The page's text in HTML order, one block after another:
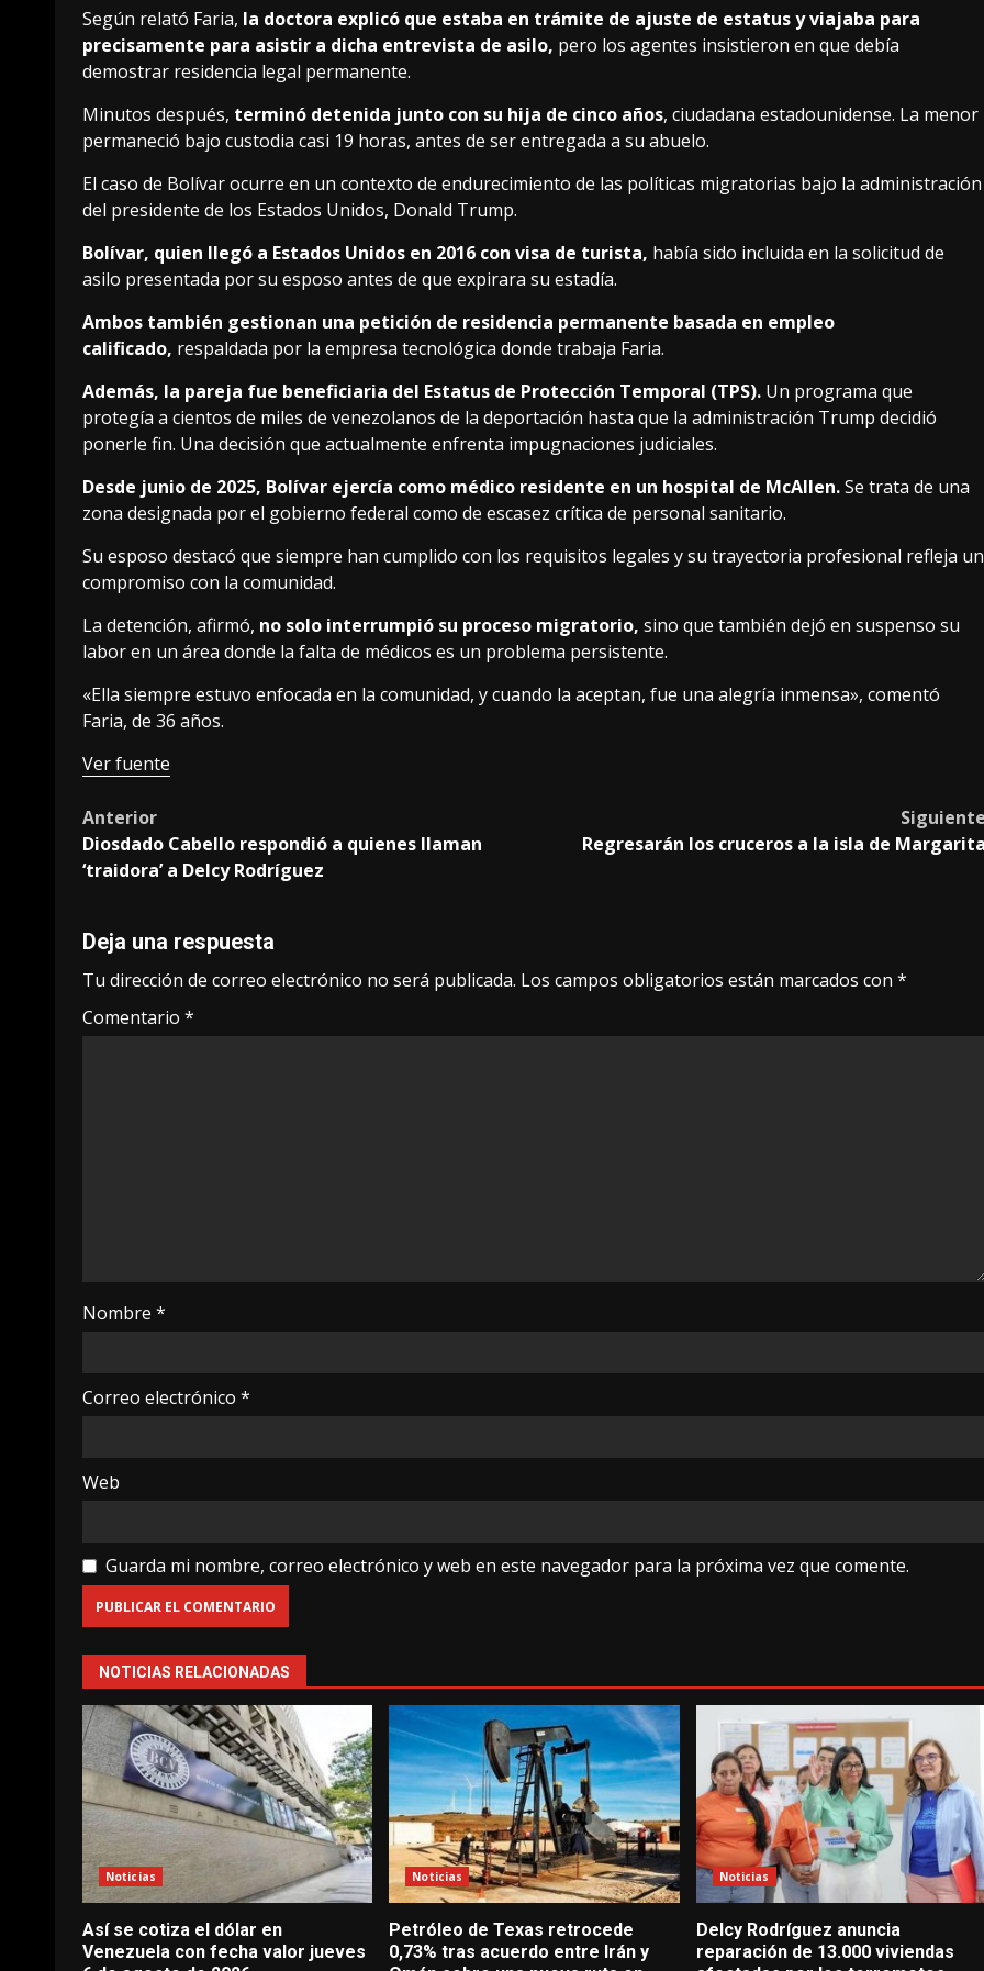
Según relató Faria, la doctora explicó que estaba en trámite de ajuste de estatus y viajaba para
precisamente para asistir a dicha entrevista de asilo, pero los agentes insistieron en que debía
demostrar residencia legal permanente.
Minutos después, terminó detenida junto con su hija de cinco años, ciudadana estadounidense. La menor
permaneció bajo custodia casi 19 horas, antes de ser entregada a su abuelo.
El caso de Bolívar ocurre en un contexto de endurecimiento de las políticas migratorias bajo la administración
del presidente de los Estados Unidos, Donald Trump.
Bolívar, quien llegó a Estados Unidos en 2016 con visa de turista, había sido incluida en la solicitud de
asilo presentada por su esposo antes de que expirara su estadía.
Ambos también gestionan una petición de residencia permanente basada en empleo
calificado, respaldada por la empresa tecnológica donde trabaja Faria.
Además, la pareja fue beneficiaria del Estatus de Protección Temporal (TPS). Un programa que
protegía a cientos de miles de venezolanos de la deportación hasta que la administración Trump decidió
ponerle fin. Una decisión que actualmente enfrenta impugnaciones judiciales.
Desde junio de 2025, Bolívar ejercía como médico residente en un hospital de McAllen.Se trata de una
zona designada por el gobierno federal como de escasez crítica de personal sanitario.
Su esposo destacó que siempre han cumplido con los requisitos legales y su trayectoria profesional refleja un
compromiso con la comunidad.
La detención, afirmó, no solo interrumpió su proceso migratorio, sino que también dejó en suspenso su
labor en un área donde la falta de médicos es un problema persistente.
«Ella siempre estuvo enfocada en la comunidad, y cuando la aceptan, fue una alegría inmensa», comentó
Faria, de 36 años.
Ver fuente
Post
navigation
Anterior
Diosdado Cabello respondió a quienes llaman
‘traidora’ a Delcy Rodríguez
Regresarán los cruceros a la isla de
Deja una respuesta
Tu dirección de correo electrónico no será publicada. Los campos obligatorios están marcados con *
Comentario *
Nombre *
Correo electrónico *
Web
Guarda mi nombre, correo electrónico y web en este navegador para la próxima vez que comente.
NOTICIAS RELACIONADAS
Noticias
Así se cotiza el dólar en
Venezuela con fecha valor jueves
Noticias
Petróleo de Texas retrocede
0,73% tras acuerdo entre Irán y
Noticias
Delcy Rodríguez anuncia
reparación de 13.000 viviendas